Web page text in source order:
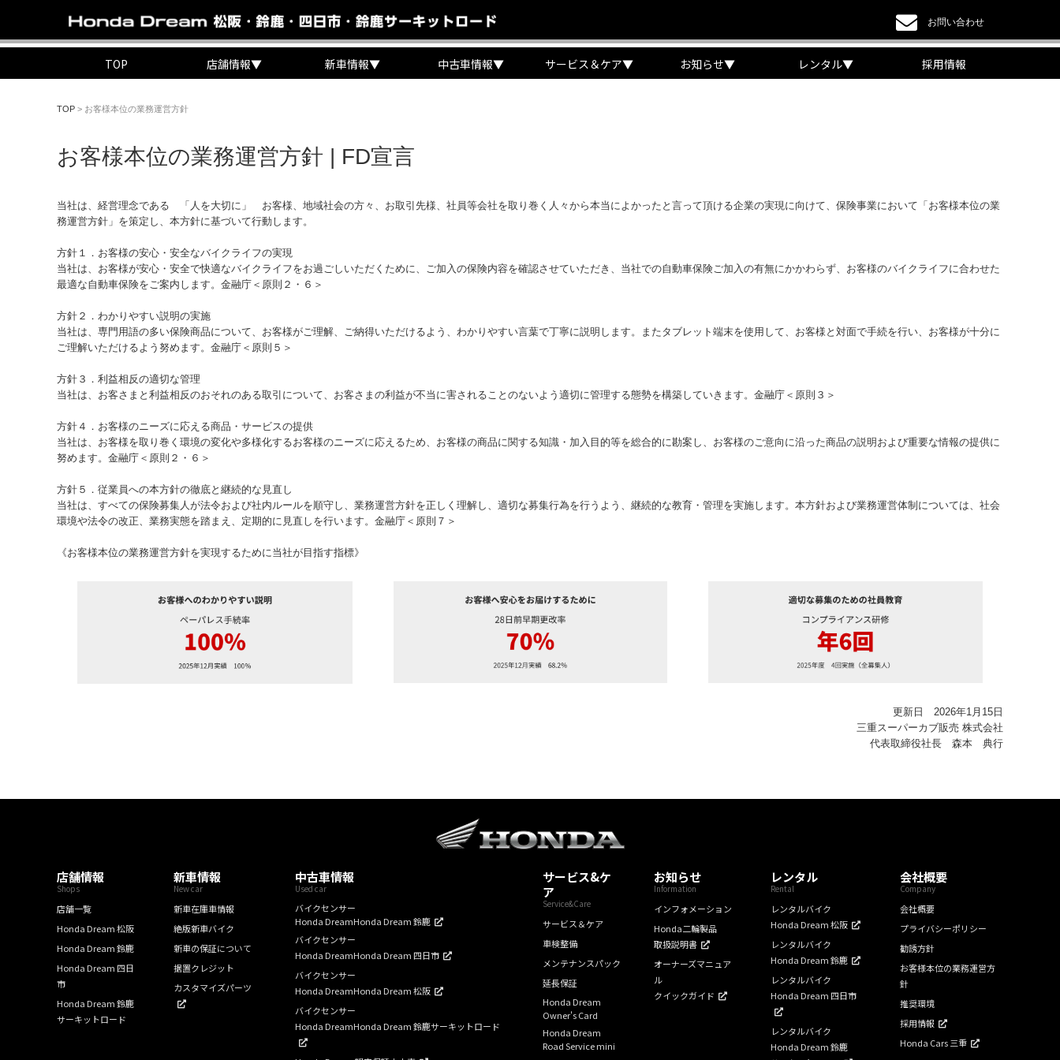
お問い合わせ
TOP 店舗情報▼ 新車情報▼ 中古車情報▼ サービス＆ケア▼ お知らせ▼ レンタル▼ 採用情報
TOP > お客様本位の業務運営方針
お客様本位の業務運営方針 | FD宣言
当社は、経営理念である 「人を大切に」 お客様、地域社会の方々、お取引先様、社員等会社を取り巻く人々から本当によかったと言って頂ける企業の実現に向けて、保険事業において「お客様本位の業
務運営方針」を策定し、本方針に基づいて行動します。
方針１．お客様の安心・安全なバイクライフの実現
当社は、お客様が安心・安全で快適なバイクライフをお過ごしいただくために、ご加入の保険内容を確認させて​いただき、当社での自動車保険ご加入の有無にかかわらず、お客様のバイクライフに合わせた
最適な自動車保​険をご案内します。金融庁＜原則２・６＞​
方針２．わかりやすい説明の実施
当社は、専門用語の多い保険商品について、お客様がご理解、ご納得いただけるよう、わかりやすい言葉で丁寧に説明します。またタブレット端末を使用して、お客様と対面で手続を行い、お客様が十分に
ご理解いただけるよう努めます。金融庁＜原則５＞​
方針３．利益相反の適切な管理
当社は、お客さまと利益相反のおそれのある取引について、お客さまの利益が不当に害されることのないよう適切に管理する態勢を構築していきます。金融庁＜原則３＞
方針４．お客様のニーズに応える商品・サービスの提供
当社は、お客様を取り巻く環境の変化や多様化するお客様のニーズに応えるため、お客様の商品に関する知識・加入目的等を総合的に勘案し、お客様のご意向に沿った商品の説明および重要な情報の提供に
努めます。金融庁＜原則２・６＞
方針５．従業員への本方針の徹底と継続的な見直し
当社は、すべての保険募集人が法令および社内ルールを順守し、業務運営方針を正しく理解し、適切な募集行為を行うよう、継続的な教育・管理を実施します。本方針および業務運営体制については、社会
環境や法令の改正、業務実態を踏まえ、定期的に見直しを行います。金融庁＜原則７＞
《お客様本位の業務運営方針を実現するために当社が目指す指標》
更新日 2026年1月15日
三重スーパーカブ販売 株式会社
代表取締役社長 森本 典行
店舗情報
Shops
店舗一覧
Honda Dream 松阪
Honda Dream 鈴鹿
Honda Dream 四日
市
Honda Dream 鈴鹿
サーキットロード
新車情報
New car
新車在庫車情報
絶版新車バイク
新車の保証について
据置クレジット
カスタマイズパーツ
中古車情報
Used car
バイクセンサー
Honda DreamHonda Dream 鈴鹿
バイクセンサー
Honda DreamHonda Dream 四日市
バイクセンサー
Honda DreamHonda Dream 松阪
バイクセンサー
Honda DreamHonda Dream 鈴鹿サーキットロード
サービス&ケ
ア
Service&Care
サービス＆ケア
車検整備
メンテナンスパック
延長保証
Honda Dream
Owner's Card
Honda Dream
Road Service mini
お知らせ
Information
インフォメーション
Honda二輪製品
取扱説明書
オーナーズマニュア
ル
クイックガイド
レンタル
Rental
レンタルバイク
Honda Dream 松阪
レンタルバイク
Honda Dream 鈴鹿
レンタルバイク
Honda Dream 四日市
レンタルバイク
Honda Dream 鈴鹿
会社概要
Company
会社概要
プライバシーポリシー
勧誘方針
お客様本位の業務運営方
針
推奨環境
採用情報
Honda Cars 三重